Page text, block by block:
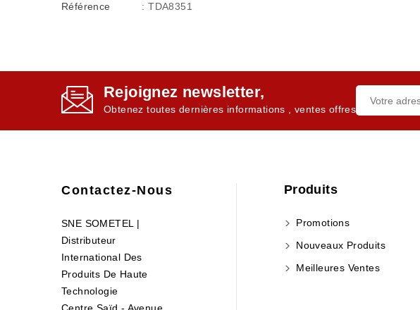
Référence : TDA8351
Rejoignez newsletter,
Obtenez toutes dernières informations , ventes offres
Contactez-Nous
SNE SOMETEL |
Distributeur
International Des
Produits De Haute
Technologie
Produits
Promotions
Nouveaux Produits
Meilleures Ventes